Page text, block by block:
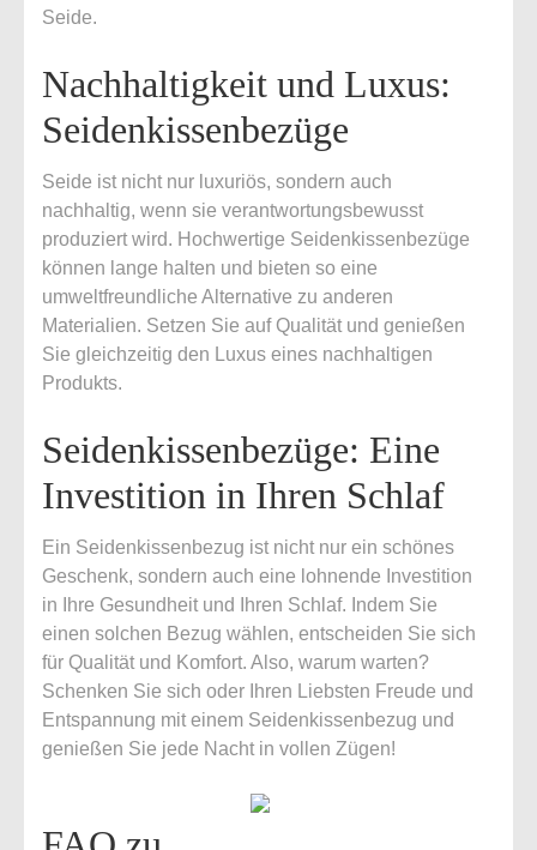
Seide.
Nachhaltigkeit und Luxus:
Seidenkissenbezüge
Seide ist nicht nur luxuriös, sondern auch
nachhaltig, wenn sie verantwortungsbewusst
produziert wird. Hochwertige Seidenkissenbezüge
können lange halten und bieten so eine
umweltfreundliche Alternative zu anderen
Materialien. Setzen Sie auf Qualität und genießen
Sie gleichzeitig den Luxus eines nachhaltigen
Produkts.
Seidenkissenbezüge: Eine
Investition in Ihren Schlaf
Ein Seidenkissenbezug ist nicht nur ein schönes
Geschenk, sondern auch eine lohnende Investition
in Ihre Gesundheit und Ihren Schlaf. Indem Sie
einen solchen Bezug wählen, entscheiden Sie sich
für Qualität und Komfort. Also, warum warten?
Schenken Sie sich oder Ihren Liebsten Freude und
Entspannung mit einem Seidenkissenbezug und
genießen Sie jede Nacht in vollen Zügen!